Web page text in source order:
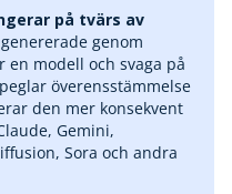
på tvärs av
genom
en modell och svaga på
överensstämmelse
den mer konsekvent
Gemini,
Sora och andra